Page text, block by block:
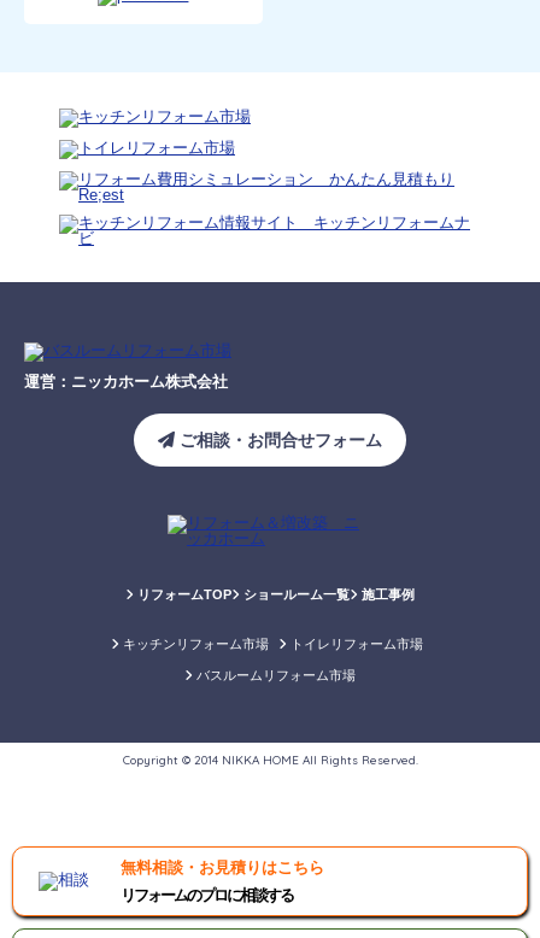
運営：ニッカホーム株式会社
ご相談・お問合せフォーム
リフォームTOP ショールーム一覧 施工事例
キッチンリフォーム市場 トイレリフォーム市場
バスルームリフォーム市場
Copyright © 2014 NIKKA HOME All Rights Reserved.
無料相談・お見積りはこちら
リフォームのプロに相談する